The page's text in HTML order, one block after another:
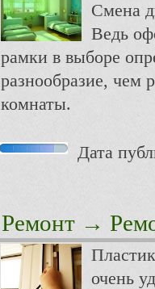
Смена
Ведь
рамки в выборе
разнообразие, чем
комнаты.
Дата
Ремонт →
очень